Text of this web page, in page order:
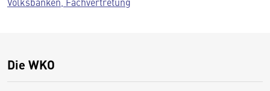
Die WKO